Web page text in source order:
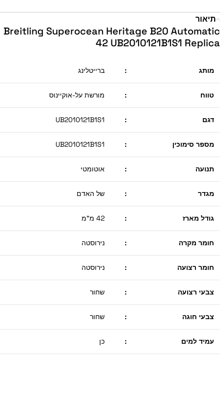
תיאור
Breitling Superocean Heritage B20 Automatic
42 UB2010121B1S1 Replica
מותג : ברייטלינג
טווח : מורשת על-אוקיינוס
דגם :
UB2010121B1S1
מספר סימוכין :
UB2010121B1S1
תנועה : אוטומטי
מגדר : של האדם
גודל מארז : 42 מ"מ
חומר מקרה : נירוסטה
חומר רצועה : נירוסטה
צבעי רצועה : שחור
צבעי חוגה : שחור
עמיד למים : כן